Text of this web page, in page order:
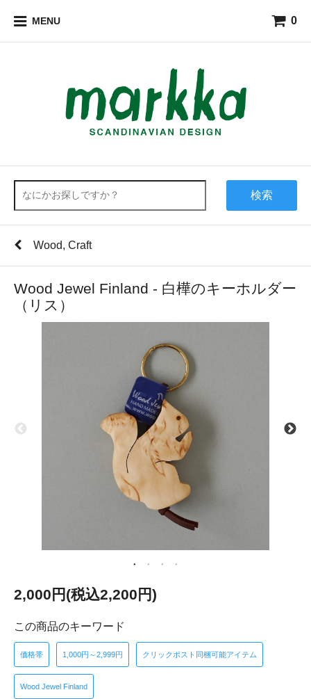
MENU 0
検索
Wood, Craft
Wood Jewel Finland - 白樺のキーホルダー
（リス）
2,000円(税込2,200円)
この商品のキーワード
価格帯 1,000円～2,999円 クリックポスト同梱可能アイテム
Wood Jewel Finland